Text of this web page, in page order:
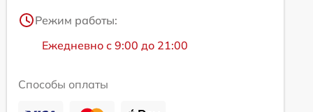
Режим работы:
Ежедневно с 9:00 до 21:00
Способы оплаты